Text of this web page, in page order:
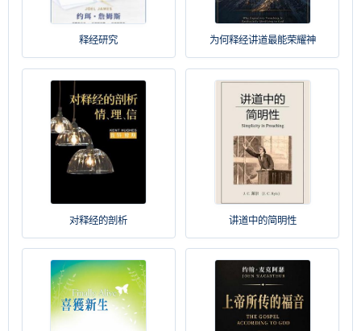
释经研究 为何释经讲道最能荣耀神
对释经的剖析 讲道中的简明性